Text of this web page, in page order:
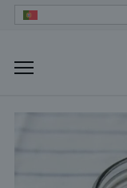
Skip
content